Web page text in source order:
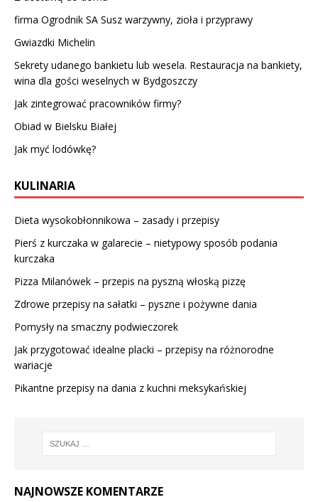
firma Ogrodnik SA Susz warzywny, zioła i przyprawy
Gwiazdki Michelin
Sekrety udanego bankietu lub wesela. Restauracja na bankiety,
wina dla gości weselnych w Bydgoszczy
Jak zintegrować pracowników firmy?
Obiad w Bielsku Białej
Jak myć lodówkę?
KULINARIA
Dieta wysokobłonnikowa – zasady i przepisy
Pierś z kurczaka w galarecie – nietypowy sposób podania
kurczaka
Pizza Milanówek – przepis na pyszną włoską pizzę
Zdrowe przepisy na sałatki – pyszne i pożywne dania
Pomysły na smaczny podwieczorek
Jak przygotować idealne placki – przepisy na różnorodne
wariacje
Pikantne przepisy na dania z kuchni meksykańskiej
NAJNOWSZE KOMENTARZE